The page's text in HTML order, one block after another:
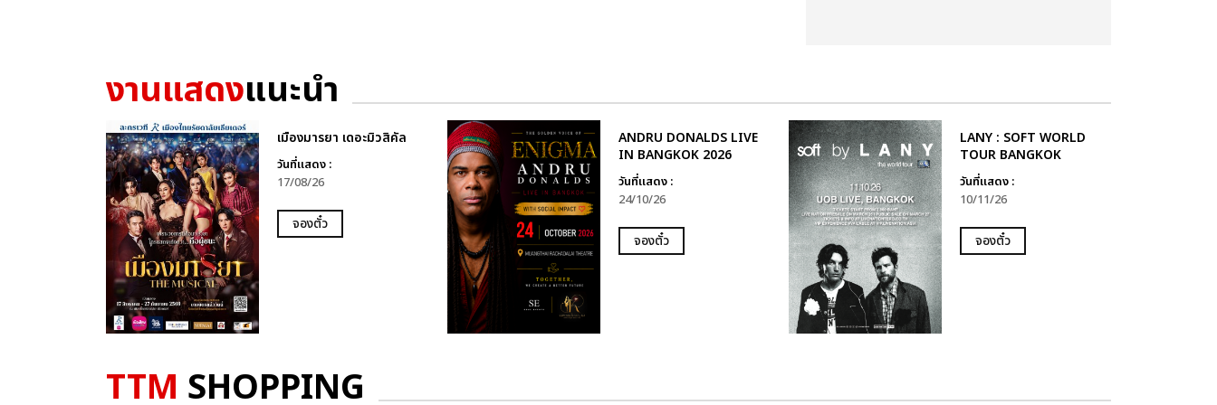
งานแสดงแนะนำ
เมืองมารยา เดอะมิวสิคัล
วันที่แสดง :
17/08/26
จองตั๋ว
ANDRU DONALDS LIVE
IN BANGKOK 2026
วันที่แสดง :
24/10/26
จองตั๋ว
LANY : SOFT WORLD
TOUR BANGKOK
วันที่แสดง :
10/11/26
จองตั๋ว
TTM SHOPPING